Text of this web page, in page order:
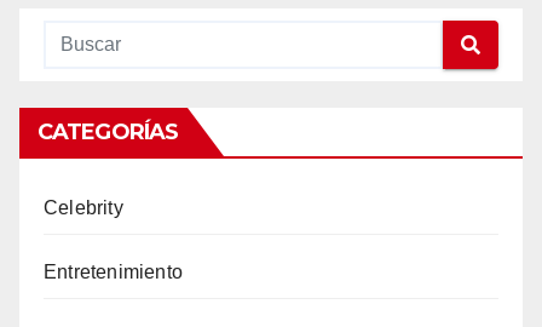
CATEGORÍAS
Celebrity
Entretenimiento